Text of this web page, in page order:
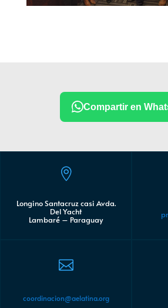
Compartir en

Longino Santacruz casi Avda.
Del Yacht
Lambaré – Paraguay

coordinacion@aelatina.org